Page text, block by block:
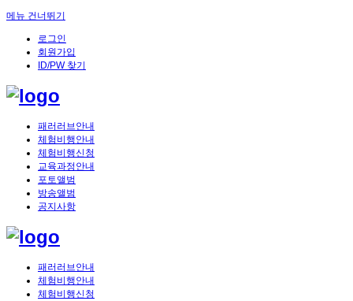
메뉴 건너뛰기
로그인
회원가입
ID/PW 찾기
패러러브안내
체험비행안내
체험비행신청
교육과정안내
포토앨범
방송앨범
공지사항
패러러브안내
체험비행안내
체험비행신청